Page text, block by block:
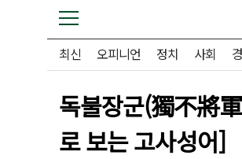
최신 오피니언 정치 사회
독불장군(獨不將
로 보는 고사성어]